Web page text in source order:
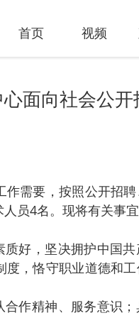
首页 视频
面向社会公
需要，按照公开招
员4名。现将有关事宜
好，坚决拥护中国
，恪守职业道德和
作精神、服务意识